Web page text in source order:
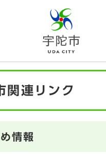
メニューを飛ばして本文へ
関連リンク
情報